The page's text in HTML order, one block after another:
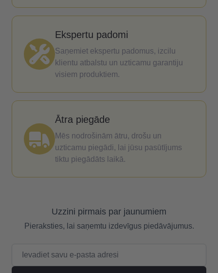
Ekspertu padomi
Saņemiet ekspertu padomus, izcilu
klientu atbalstu un uzticamu garantiju
visiem produktiem.
Ātra piegāde
Mēs nodrošinām ātru, drošu un
uzticamu piegādi, lai jūsu pasūtījums
tiktu piegādāts laikā.
Uzzini pirmais par jaunumiem
Pieraksties, lai saņemtu izdevīgus piedāvājumus.